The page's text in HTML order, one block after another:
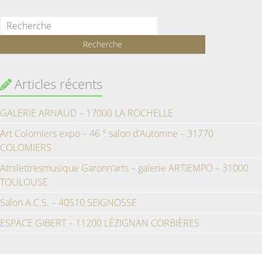
Articles récents
GALERIE ARNAUD – 17000 LA ROCHELLE
Art Colomiers expo – 46 ° salon d’Automne – 31770
COLOMIERS
Atrslettresmusique Garonn’arts – galerie ARTIEMPO – 31000
TOULOUSE
Salon A.C.S. – 40510 SEIGNOSSE
ESPACE GIBERT – 11200 LÉZIGNAN CORBIÈRES